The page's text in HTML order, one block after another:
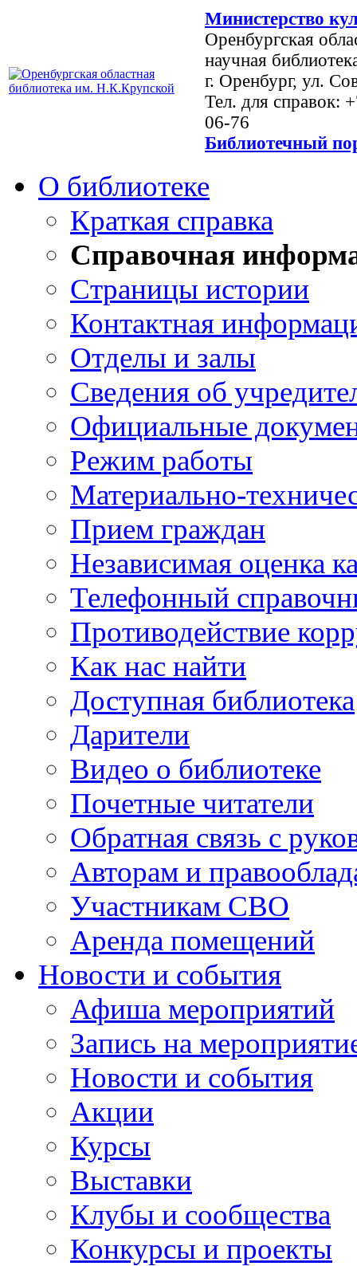
Министерство
Оренбургская
научная
г. Оренбург, ул.
Тел. для справок:
06-76
Библиотечный
О библиотеке
Краткая справка
Справочная
Страницы истории
Контактная
Отделы и залы
Сведения об
Официальные
Режим работы
Материально-
Прием граждан
Независимая оценка
Телефонный
Противодействие
Как нас найти
Доступная библиотека
Дарители
Видео о библиотеке
Почетные читатели
Обратная связь с
Авторам и
Участникам СВО
Аренда помещений
Новости и события
Афиша мероприятий
Запись на
Новости и события
Акции
Курсы
Выставки
Клубы и сообщества
Конкурсы и проекты